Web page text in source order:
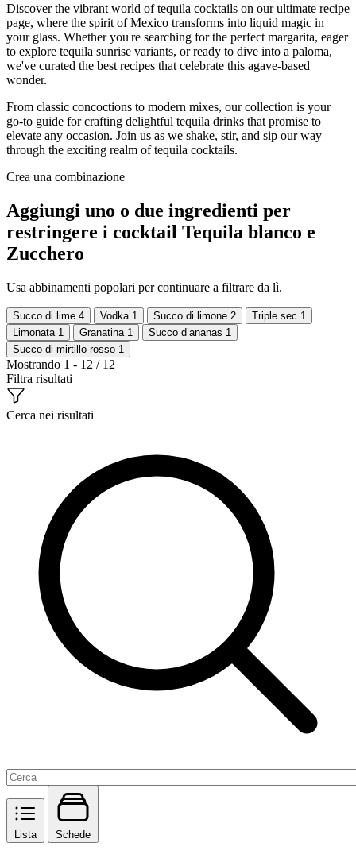
Discover the vibrant world of tequila cocktails on our ultimate recipe
page, where the spirit of Mexico transforms into liquid magic in
your glass. Whether you're searching for the perfect margarita, eager
to explore tequila sunrise variants, or ready to dive into a paloma,
we've curated the best recipes that celebrate this agave-based
wonder.
From classic concoctions to modern mixes, our collection is your
go-to guide for crafting delightful tequila drinks that promise to
elevate any occasion. Join us as we shake, stir, and sip our way
through the exciting realm of tequila cocktails.
Crea una combinazione
Aggiungi uno o due ingredienti per
restringere i cocktail Tequila blanco e
Zucchero
Usa abbinamenti popolari per continuare a filtrare da lì.
Succo di lime 4 Vodka 1 Succo di limone 2 Triple sec 1
Limonata 1 Granatina 1 Succo d’ananas 1
Succo di mirtillo rosso 1
Mostrando 1 - 12 / 12
Filtra risultati
Cerca nei risultati
Lista Schede